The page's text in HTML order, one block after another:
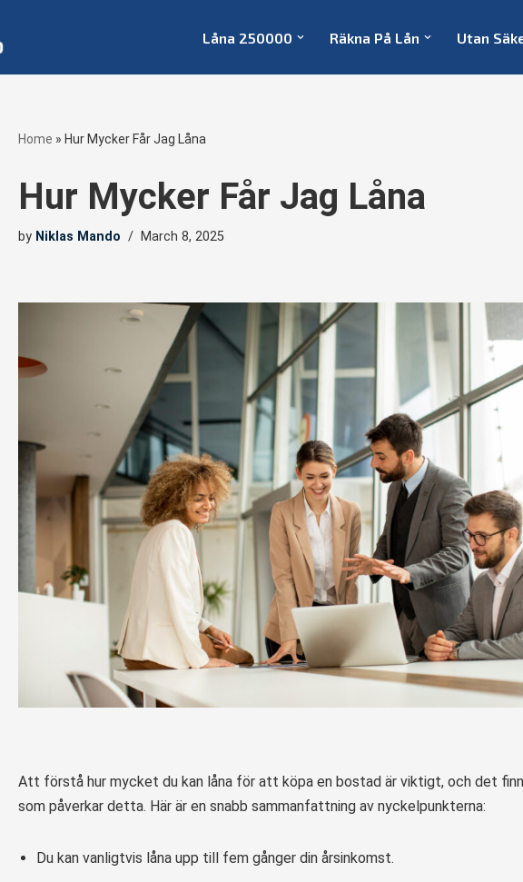
Låna 250000 Räkna På Lån Utan
Home » Hur Mycker Får Jag Låna
Hur Mycker Får Jag Låna
by Niklas Mando March 8, 2025
Att förstå hur mycket du kan låna för att köpa en bostad är viktigt, och det
som påverkar detta. Här är en snabb sammanfattning av nyckelpunkterna:
Du kan vanligtvis låna upp till fem gånger din årsinkomst.